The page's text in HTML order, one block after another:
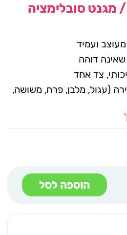
מגנט סובלימציה
ועמיד
דוהה
צד אחד
(עגול, מלבן, פרח, משושה,
הוספה לסל